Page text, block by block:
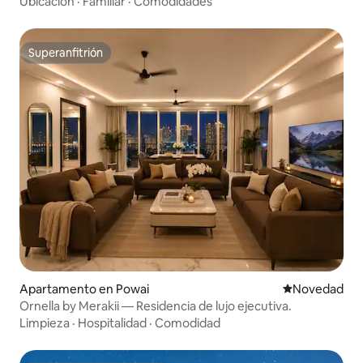
Superanfitrión
Superanfitrión
Apartamento en Powai Lugar para
Novedad
Ornella by Merakii — Residencia de lujo ejecutiva.
Limpieza · Hospitalidad · Comodidad